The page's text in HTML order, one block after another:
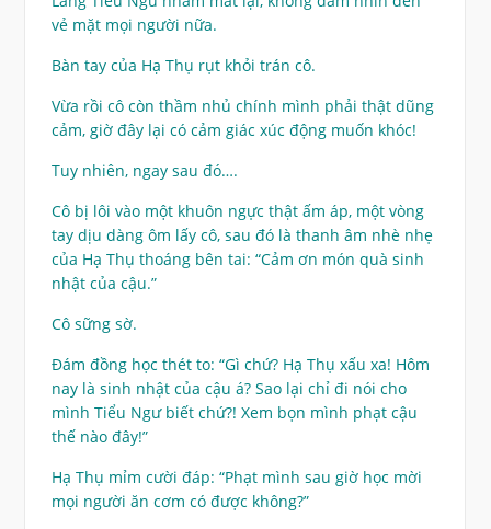
vẻ mặt mọi người nữa.
Bàn tay của Hạ Thụ rụt khỏi trán cô.
Vừa rồi cô còn thầm nhủ chính mình phải thật dũng
cảm, giờ đây lại có cảm giác xúc động muốn khóc!
Tuy nhiên, ngay sau đó….
Cô bị lôi vào một khuôn ngực thật ấm áp, một vòng
tay dịu dàng ôm lấy cô, sau đó là thanh âm nhè nhẹ
của Hạ Thụ thoáng bên tai: “Cảm ơn món quà sinh
nhật của cậu.”
Cô sững sờ.
Đám đồng học thét to: “Gì chứ? Hạ Thụ xấu xa! Hôm
nay là sinh nhật của cậu á? Sao lại chỉ đi nói cho
mình Tiểu Ngư biết chứ?! Xem bọn mình phạt cậu
thế nào đây!”
Hạ Thụ mỉm cười đáp: “Phạt mình sau giờ học mời
mọi người ăn cơm có được không?”